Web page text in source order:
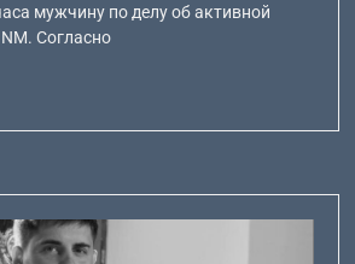
мужчину по делу об активной
Согласно